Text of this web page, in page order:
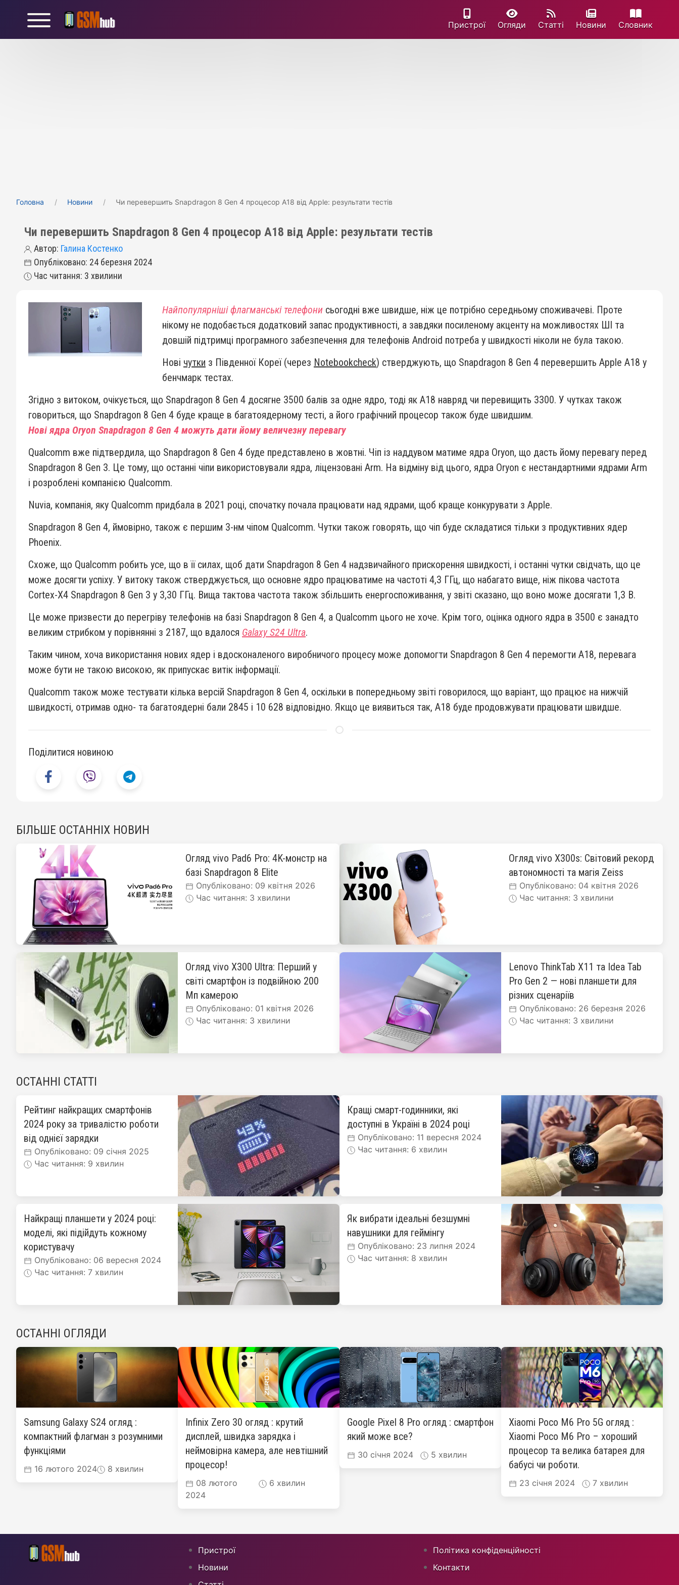
Пристрої Огляди Статті Новини Cловник
Головна Новини Чи перевершить Snapdragon 8 Gen 4 процесор A18 від Apple: результати тестів
Чи перевершить Snapdragon 8 Gen 4 процесор A18 від Apple: результати тестів
Автор: Галина Костенко
Опубліковано: 24 березня 2024
Час читання: 3 хвилини
Найпопулярніші флагманські телефони сьогодні вже швидше, ніж це потрібно середньому споживачеві. Проте
нікому не подобається додатковий запас продуктивності, а завдяки посиленому акценту на можливостях ШІ та
довшій підтримці програмного забезпечення для телефонів Android потреба у швидкості ніколи не була такою.
Нові чутки з Південної Кореї (через Notebookcheck) стверджують, що Snapdragon 8 Gen 4 перевершить Apple A18 у
бенчмарк тестах.
Згідно з витоком, очікується, що Snapdragon 8 Gen 4 досягне 3500 балів за одне ядро, тоді як A18 навряд чи перевищить 3300. У чутках також
говориться, що Snapdragon 8 Gen 4 буде краще в багатоядерному тесті, а його графічний процесор також буде швидшим.
Нові ядра Oryon Snapdragon 8 Gen 4 можуть дати йому величезну перевагу
Qualcomm вже підтвердила, що Snapdragon 8 Gen 4 буде представлено в жовтні. Чіп із наддувом матиме ядра Oryon, що дасть йому перевагу перед
Snapdragon 8 Gen 3. Це тому, що останні чіпи використовували ядра, ліцензовані Arm. На відміну від цього, ядра Oryon є нестандартними ядрами Arm
і розроблені компанією Qualcomm.
Nuvia, компанія, яку Qualcomm придбала в 2021 році, спочатку почала працювати над ядрами, щоб краще конкурувати з Apple.
Snapdragon 8 Gen 4, ймовірно, також є першим 3-нм чіпом Qualcomm. Чутки також говорять, що чіп буде складатися тільки з продуктивних ядер
Phoenix.
Схоже, що Qualcomm робить усе, що в її силах, щоб дати Snapdragon 8 Gen 4 надзвичайного прискорення швидкості, і останні чутки свідчать, що це
може досягти успіху. У витоку також стверджується, що основне ядро працюватиме на частоті 4,3 ГГц, що набагато вище, ніж пікова частота
Cortex-X4 Snapdragon 8 Gen 3 у 3,30 ГГц. Вища тактова частота також збільшить енергоспоживання, у звіті сказано, що воно може досягати 1,3 В.
Це може призвести до перегріву телефонів на базі Snapdragon 8 Gen 4, а Qualcomm цього не хоче. Крім того, оцінка одного ядра в 3500 є занадто
великим стрибком у порівнянні з 2187, що вдалося Galaxy S24 Ultra.
Таким чином, хоча використання нових ядер і вдосконаленого виробничого процесу може допомогти Snapdragon 8 Gen 4 перемогти A18, перевага
може бути не такою високою, як припускає витік інформації.
Qualcomm також може тестувати кілька версій Snapdragon 8 Gen 4, оскільки в попередньому звіті говорилося, що варіант, що працює на нижчій
швидкості, отримав одно- та багатоядерні бали 2845 і 10 628 відповідно. Якщо це виявиться так, A18 буде продовжувати працювати швидше.
Поділитися новиною
БІЛЬШЕ ОСТАННІХ НОВИН
Огляд vivo Pad6 Pro: 4K-монстр на
базі Snapdragon 8 Elite
Опубліковано: 09 квітня 2026
Час читання: 3 хвилини
Огляд vivo X300s: Світовий рекорд
автономності та магія Zeiss
Опубліковано: 04 квітня 2026
Час читання: 3 хвилини
Огляд vivo X300 Ultra: Перший у
світі смартфон із подвійною 200
Мп камерою
Опубліковано: 01 квітня 2026
Час читання: 3 хвилини
Lenovo ThinkTab X11 та Idea Tab
Pro Gen 2 — нові планшети для
різних сценаріїв
Опубліковано: 26 березня 2026
Час читання: 3 хвилини
ОСТАННІ СТАТТІ
Рейтинг найкращих смартфонів
2024 року за тривалістю роботи
від однієї зарядки
Опубліковано: 09 січня 2025
Час читання: 9 хвилин
Кращі смарт-годинники, які
доступні в Україні в 2024 році
Опубліковано: 11 вересня 2024
Час читання: 6 хвилин
Найкращі планшети у 2024 році:
моделі, які підійдуть кожному
користувачу
Опубліковано: 06 вересня 2024
Час читання: 7 хвилин
Як вибрати ідеальні безшумні
навушники для геймінгу
Опубліковано: 23 липня 2024
Час читання: 8 хвилин
ОСТАННІ ОГЛЯДИ
Samsung Galaxy S24 огляд :
компактний флагман з розумними
функціями
16 лютого 2024 8 хвилин
Infinix Zero 30 огляд : крутий
дисплей, швидка зарядка і
неймовірна камера, але невтішний
процесор!
08 лютого
2024
6 хвилин
Google Pixel 8 Pro огляд : смартфон
який може все?
30 січня 2024 5 хвилин
Xiaomi Poco M6 Pro 5G огляд :
Xiaomi Poco M6 Pro – хороший
процесор та велика батарея для
бабусі чи роботи.
23 січня 2024 7 хвилин
Пристрої
Новини
Політика конфіденційності
Контакти